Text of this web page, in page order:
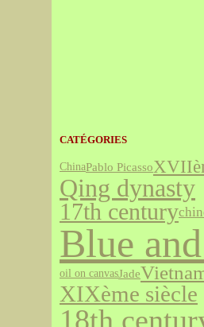
CATÉGORIES
ChinaPablo Picasso
Qing dynasty
17th century
Blue
oil on canvasJade
XIXème siècle
18th